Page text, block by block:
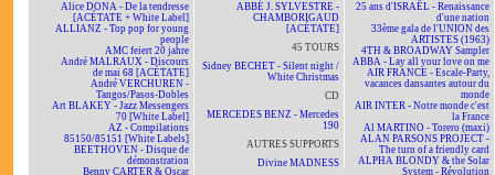
Alice DONA - De la tendresse
[ACÉTATE + White Label]
ALLIANZ - Top pop for young
people
AMC feiert 20 jahre
André MALRAUX - Discours
de mai 68 [ACÉTATE]
André VERCHUREN -
Tangos/Pasos-Dobles
Art BLAKEY - Jazz Messengers
70 [White Label]
AZ - Compilations
85150/85151 [White Labels]
BEETHOVEN - Disque de
démonstration
Benny CARTER & Oscar
ABBÉ J. SYLVESTRE -
CHAMBORIGAUD
[ACÉTATE]
45 TOURS
Sidney BECHET - Silent night /
White Christmas
CD
MERCEDES BENZ - Mercedes
190
AUTRES SUPPORTS
Divine MADNESS
25 ans d'ISRAËL - Renaissance
d'une nation
33ème gala de l'UNION des
ARTISTES (1963)
4TH & BROADWAY Sampler
ABBA - Lay all your love on me
AIR FRANCE - Escale-Party,
vacances dansantes autour du
monde
AIR INTER - Notre monde c'est
la France
Al MARTINO - Torero (maxi)
ALAN PARSONS PROJECT -
The turn of a friendly card
ALPHA BLONDY & the Solar
System - Révolution